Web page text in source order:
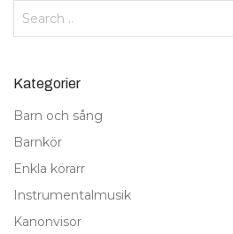
Kategorier
Barn och sång
Barnkör
Enkla körarr
Instrumentalmusik
Kanonvisor